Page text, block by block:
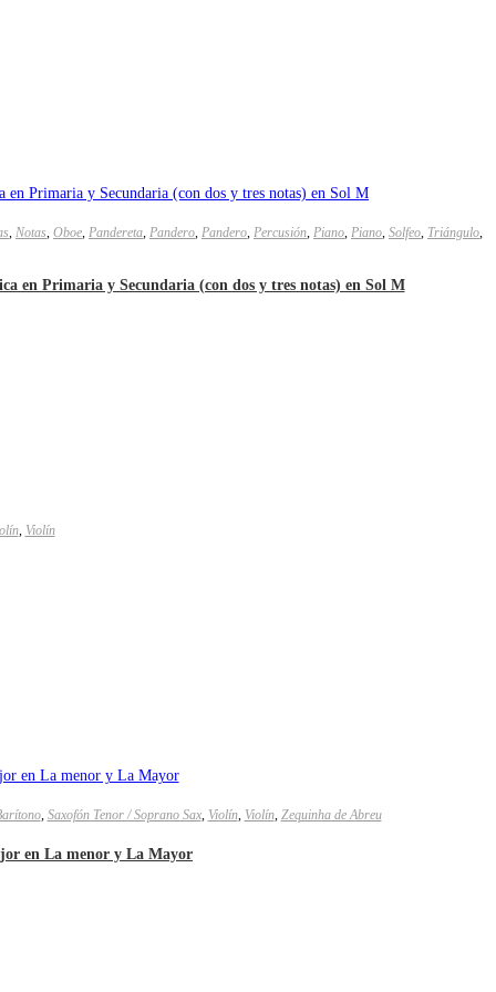
Notas Oboe Pandereta Pandero Pandero Percusión Piano Piano Solfeo Triángulo
en Primaria y Secundaria (con dos y tres notas) en Sol M
, Violín
, Saxofón Tenor / Soprano Sax, Violín, Violín, Zequinha de Abreu
en La menor y La Mayor